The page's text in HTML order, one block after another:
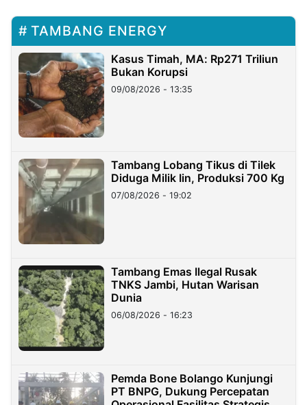
TAMBANG ENERGY
Kasus Timah, MA: Rp271 Triliun
Bukan Korupsi
09/08/2026 - 13:35
Tambang Lobang Tikus di Tilek
Diduga Milik Iin, Produksi 700 Kg
07/08/2026 - 19:02
Tambang Emas Ilegal Rusak
TNKS Jambi, Hutan Warisan
Dunia
06/08/2026 - 16:23
Pemda Bone Bolango Kunjungi
PT BNPG, Dukung Percepatan